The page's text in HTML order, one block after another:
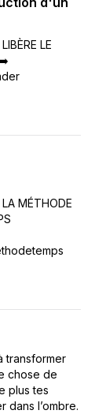
LE
MÉTHODE
transformer
chose de
plus tes
dans l’ombre.